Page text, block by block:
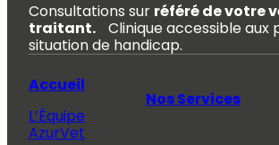
Consultations sur référé de votre
traitant. Clinique accessible aux
situation de handicap.
Accueil
L’Équipe
AzurVet
Nos Services